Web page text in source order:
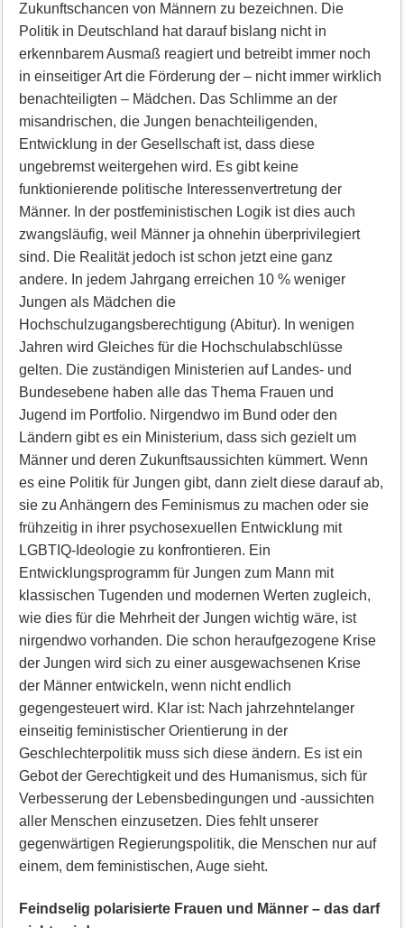
Zukunftschancen von Männern zu bezeichnen. Die
Politik in Deutschland hat darauf bislang nicht in
erkennbarem Ausmaß reagiert und betreibt immer noch
in einseitiger Art die Förderung der – nicht immer wirklich
benachteiligten – Mädchen. Das Schlimme an der
misandrischen, die Jungen benachteiligenden,
Entwicklung in der Gesellschaft ist, dass diese
ungebremst weitergehen wird. Es gibt keine
funktionierende politische Interessenvertretung der
Männer. In der postfeministischen Logik ist dies auch
zwangsläufig, weil Männer ja ohnehin überprivilegiert
sind. Die Realität jedoch ist schon jetzt eine ganz
andere. In jedem Jahrgang erreichen 10 % weniger
Jungen als Mädchen die
Hochschulzugangsberechtigung (Abitur). In wenigen
Jahren wird Gleiches für die Hochschulabschlüsse
gelten. Die zuständigen Ministerien auf Landes- und
Bundesebene haben alle das Thema Frauen und
Jugend im Portfolio. Nirgendwo im Bund oder den
Ländern gibt es ein Ministerium, dass sich gezielt um
Männer und deren Zukunftsaussichten kümmert. Wenn
es eine Politik für Jungen gibt, dann zielt diese darauf ab,
sie zu Anhängern des Feminismus zu machen oder sie
frühzeitig in ihrer psychosexuellen Entwicklung mit
LGBTIQ-Ideologie zu konfrontieren. Ein
Entwicklungsprogramm für Jungen zum Mann mit
klassischen Tugenden und modernen Werten zugleich,
wie dies für die Mehrheit der Jungen wichtig wäre, ist
nirgendwo vorhanden. Die schon heraufgezogene Krise
der Jungen wird sich zu einer ausgewachsenen Krise
der Männer entwickeln, wenn nicht endlich
gegengesteuert wird. Klar ist: Nach jahrzehntelanger
einseitig feministischer Orientierung in der
Geschlechterpolitik muss sich diese ändern. Es ist ein
Gebot der Gerechtigkeit und des Humanismus, sich für
Verbesserung der Lebensbedingungen und -aussichten
aller Menschen einzusetzen. Dies fehlt unserer
gegenwärtigen Regierungspolitik, die Menschen nur auf
einem, dem feministischen, Auge sieht.
Feindselig polarisierte Frauen und Männer – das darf